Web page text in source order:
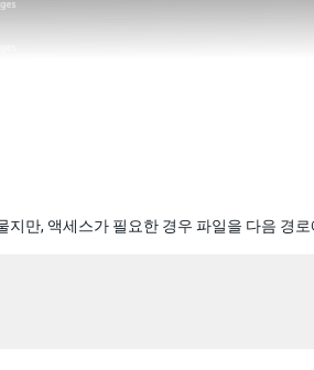
만, 액세스가 필요한 경우 파일을 다음 경